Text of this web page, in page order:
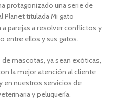
protagonizado una serie de
Planet titulada Mi gato
parejas a resolver conflictos y
entre ellos y sus gatos.
mascotas, ya sean exóticas,
la mejor atención al cliente
en nuestros servicios de
y peluquería.